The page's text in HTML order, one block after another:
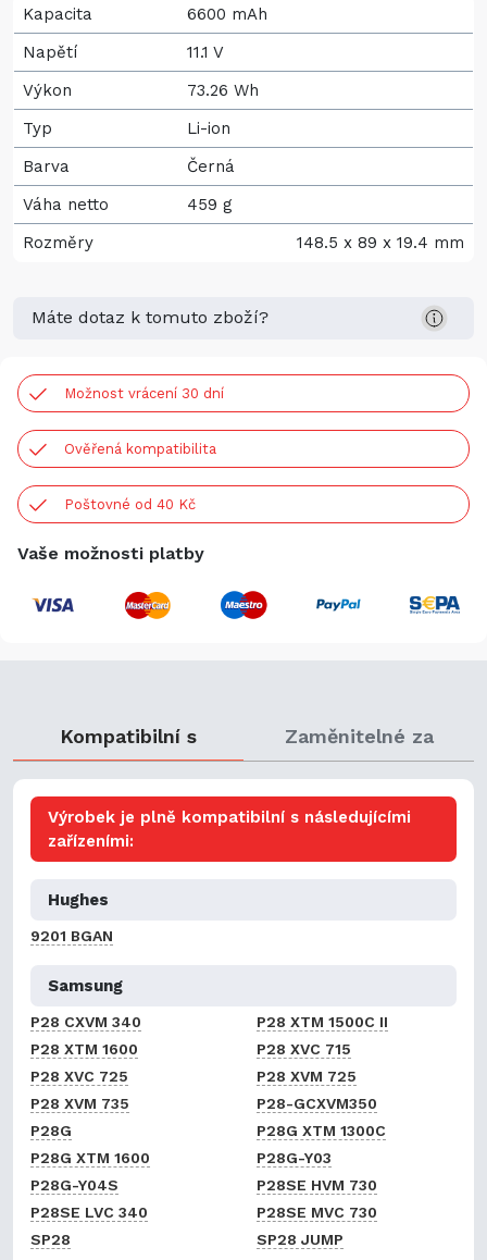
Kapacita
6600 mAh
Napětí
11.1 V
Výkon
73.26 Wh
Typ
Li-ion
Barva
Černá
Váha netto
459 g
Rozměry
148.5 x 89 x 19.4 mm
Máte dotaz k tomuto zboží?
Možnost vrácení 30 dní
Ověřená kompatibilita
Poštovné od 40 Kč
Vaše možnosti platby
Kompatibilní s Zaměnitelné za
Výrobek je plně kompatibilní s následujícími
zařízeními:
Hughes
9201 BGAN
Samsung
P28 CXVM 340
P28 XTM 1500C II
P28 XTM 1600
P28 XVC 715
P28 XVC 725
P28 XVM 725
P28 XVM 735
P28-GCXVM350
P28G
P28G XTM 1300C
P28G XTM 1600
P28G-Y03
P28G-Y04S
P28SE HVM 730
P28SE LVC 340
P28SE MVC 730
SP28
SP28 JUMP